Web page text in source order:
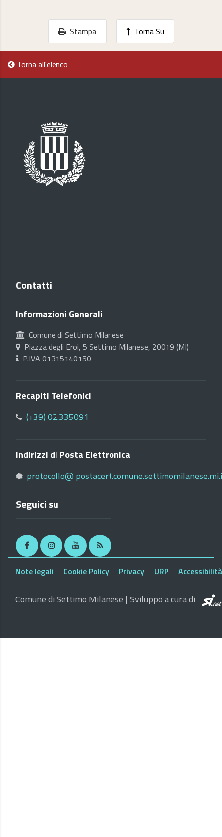
Stampa Torna Su
Torna all'elenco
Contatti
Informazioni Generali
Comune di Settimo Milanese
Piazza degli Eroi, 5 Settimo Milanese, 20019 (MI)
P.IVA 01315140150
Recapiti Telefonici
(+39) 02.335091
Indirizzi di Posta Elettronica
protocollo@
Seguici su
FacebookInstagramYoutube RSS
Note legali Cookie Policy Privacy URP Accessibilità
Comune di Settimo Milanese | Sviluppo a cura di